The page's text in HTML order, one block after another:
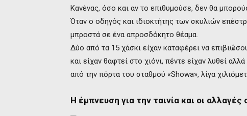
Κανένας, όσο και αν το επιθυμούσε, δεν θα
Όταν ο οδηγός και ιδιοκτήτης των σκυλιών
μπροστά σε ένα απροσδόκητο θέαμα.
Δύο από τα 15 χάσκι είχαν καταφέρει να
και είχαν θαφτεί στο χιόνι, πέντε είχαν λυθεί
από την πόρτα του σταθμού «Showa», λίγα
Η έμπνευση για την ταινία και οι αλλαγές